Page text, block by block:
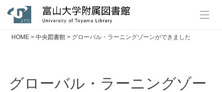
HOME> 中央図書館> グローバル・ラーニングゾーンができました
グローバル・ラーニングゾー